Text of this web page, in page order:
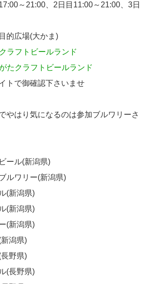
～21:00、2日目11:00～21:00、3日
的広場(大かま)
ラフトビールランド
たクラフトビールランド
トで御確認下さいませ
やはり気になるのは参加ブルワリーさ
ール(新潟県)
ルワリー(新潟県)
(新潟県)
(新潟県)
(新潟県)
新潟県)
長野県)
(長野県)